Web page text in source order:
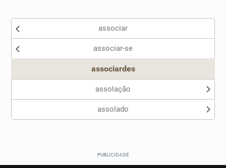
Nenhum dos sinônimos apresentados me ajudou
associar
associar-se
associardes
assolação
assolado